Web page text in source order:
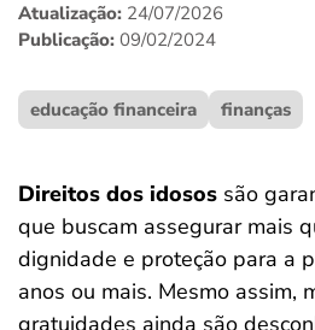
ferramentas
Atualização: 24/07/2026
Publicação: 09/02/2024
educação financeira finanças
Direitos dos idosos são
que buscam assegurar mais
dignidade e proteção para a
anos ou mais. Mesmo assim,
gratuidades ainda são